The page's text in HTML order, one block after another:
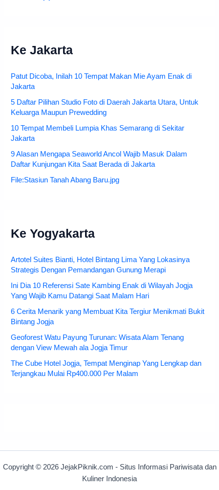
Ke Jakarta
Patut Dicoba, Inilah 10 Tempat Makan Mie Ayam Enak di
Jakarta
5 Daftar Pilihan Studio Foto di Daerah Jakarta Utara, Untuk
Keluarga Maupun Prewedding
10 Tempat Membeli Lumpia Khas Semarang di Sekitar
Jakarta
9 Alasan Mengapa Seaworld Ancol Wajib Masuk Dalam
Daftar Kunjungan Kita Saat Berada di Jakarta
File:Stasiun Tanah Abang Baru.jpg
Ke Yogyakarta
Artotel Suites Bianti, Hotel Bintang Lima Yang Lokasinya
Strategis Dengan Pemandangan Gunung Merapi
Ini Dia 10 Referensi Sate Kambing Enak di Wilayah Jogja
Yang Wajib Kamu Datangi Saat Malam Hari
6 Cerita Menarik yang Membuat Kita Tergiur Menikmati Bukit
Bintang Jogja
Geoforest Watu Payung Turunan: Wisata Alam Tenang
dengan View Mewah ala Jogja Timur
The Cube Hotel Jogja, Tempat Menginap Yang Lengkap dan
Terjangkau Mulai Rp400.000 Per Malam
Copyright © 2026 JejakPiknik.com - Situs Informasi Pariwisata dan
Kuliner Indonesia